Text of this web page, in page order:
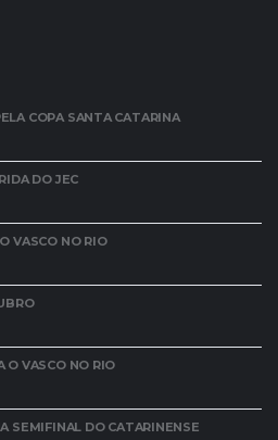
COPA SANTA CATARINA
DO JEC
VASCO NO RIO
O VASCO NO RIO
SEMIFINAL DO CATARINENSE